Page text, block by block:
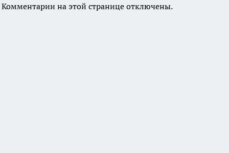
Комментарии на этой странице отключены.